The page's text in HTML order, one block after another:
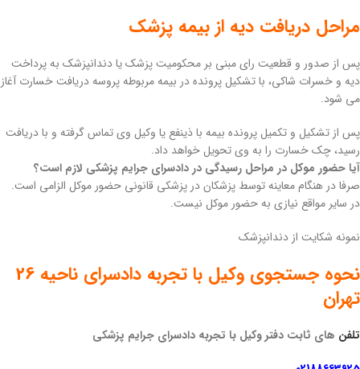
مراحل دریافت دیه از بیمه پزشک
پس از صدور و قطعیت رای مبنی بر محکومیت پزشک یا دندانپزشک به پرداخت
دیه و خسرات شاکی، با تشکیل پرونده در بیمه مربوطه پروسه دریافت خسارت آغاز
می شود.
پس از تشکیل و تکمیل پرونده بیمه با ذینفع یا وکیل وی تماس گرفته و با دریافت
رسید، چک خسارت را به وی تحویل خواهد داد.
آیا حضور موکل در مراحل رسیدگی در دادسرای جرایم پزشکی لازم است؟
صرفا در هنگام معاینه توسط پزشکان در پزشکی قانونی حضور موکل الزامی است.
در سایر مواقع نیازی به حضور موکل نیست.
نمونه شکایت از دندانپزشک
نحوه جستجوی وکیل با تجربه دادسرای ناحیه 26
تهران
تلفن های ثابت دفتر وکیل با تجربه دادسرای جرایم پزشکی